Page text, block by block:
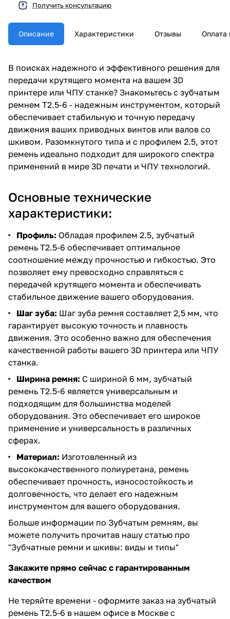
Получить консультацию
Описание Характеристики Отзывы Оплата
В поисках надежного и эффективного решения для
передачи крутящего момента на вашем 3D
принтере или ЧПУ станке? Знакомьтесь с зубчатым
ремнем T2.5-6 - надежным инструментом, который
обеспечивает стабильную и точную передачу
движения ваших приводных винтов или валов со
шкивом. Разомкнутого типа и с профилем 2.5, этот
ремень идеально подходит для широкого спектра
применений в мире 3D печати и ЧПУ технологий.
Основные технические
характеристики:
Профиль: Обладая профилем 2.5, зубчатый
ремень T2.5-6 обеспечивает оптимальное
соотношение между прочностью и гибкостью. Это
позволяет ему превосходно справляться с
передачей крутящего момента и обеспечивать
стабильное движение вашего оборудования.
Шаг зуба: Шаг зуба ремня составляет 2,5 мм, что
гарантирует высокую точность и плавность
движения. Это особенно важно для обеспечения
качественной работы вашего 3D принтера или ЧПУ
станка.
Ширина ремня: С шириной 6 мм, зубчатый
ремень T2.5-6 является универсальным и
подходящим для большинства моделей
оборудования. Это обеспечивает его широкое
применение и универсальность в различных
сферах.
Материал: Изготовленный из
высококачественного полиуретана, ремень
обеспечивает прочность, износостойкость и
долговечность, что делает его надежным
инструментом для вашего оборудования.
Больше информации по Зубчатым ремням, вы
можете получить прочитав нашу статью про
"Зубчатные ремни и шкивы: виды и типы"
Закажите прямо сейчас с гарантированным
качеством
Не теряйте времени - оформите заказ на зубчатый
ремень T2.5-6 в нашем офисе в Москве с